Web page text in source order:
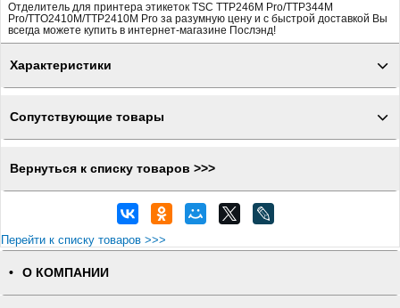
Отделитель для принтера этикеток TSC TTP246M Pro/TTP344M
Pro/TTO2410M/TTP2410M Pro за разумную цену и с быстрой доставкой Вы
всегда можете купить в интернет-магазине Послэнд!
Характеристики
Сопутствующие товары
Вернуться к списку товаров >>>
Перейти к списку товаров >>>
О КОМПАНИИ